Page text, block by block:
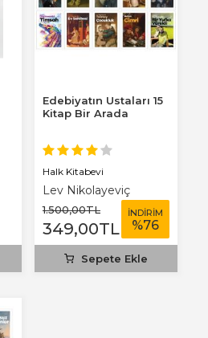
Edebiyatın Ustaları 15
Kitap Bir Arada
Halk Kitabevi
Lev Nikolayeviç
Tolstoy
1.500,00TL
349,00TL
İNDİRİM
%76
Sepete Ekle